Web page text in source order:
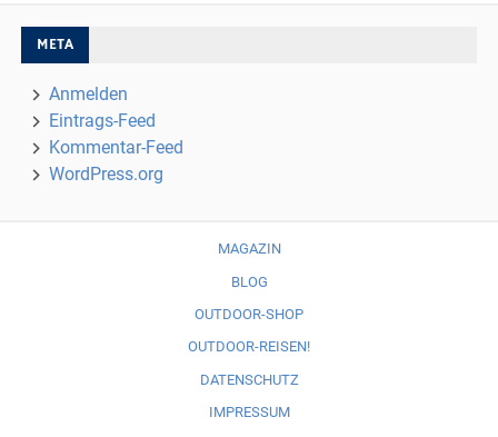
META
Anmelden
Eintrags-Feed
Kommentar-Feed
WordPress.org
MAGAZIN
BLOG
OUTDOOR-SHOP
OUTDOOR-REISEN!
DATENSCHUTZ
IMPRESSUM